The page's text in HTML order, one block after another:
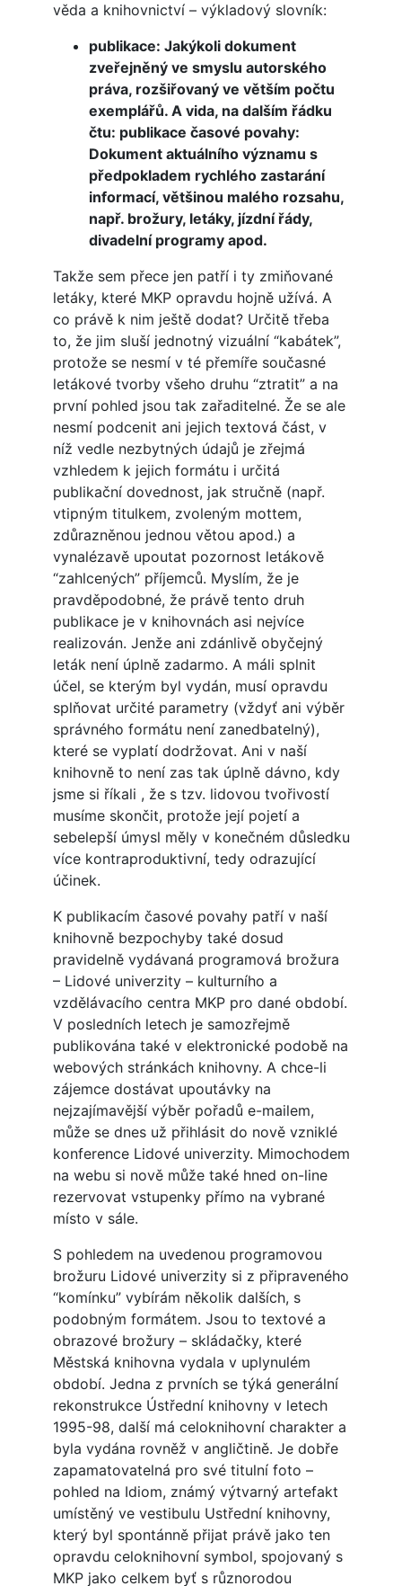
věda a knihovnictví – výkladový slovník:
publikace: Jakýkoli dokument
zveřejněný ve smyslu autorského
práva, rozšiřovaný ve větším počtu
exemplářů. A vida, na dalším řádku
čtu: publikace časové povahy:
Dokument aktuálního významu s
předpokladem rychlého zastarání
informací, většinou malého rozsahu,
např. brožury, letáky, jízdní řády,
divadelní programy apod.
Takže sem přece jen patří i ty zmiňované
letáky, které MKP opravdu hojně užívá. A
co právě k nim ještě dodat? Určitě třeba
to, že jim sluší jednotný vizuální “kabátek”,
protože se nesmí v té přemíře současné
letákové tvorby všeho druhu “ztratit” a na
první pohled jsou tak zařaditelné. Že se ale
nesmí podcenit ani jejich textová část, v
níž vedle nezbytných údajů je zřejmá
vzhledem k jejich formátu i určitá
publikační dovednost, jak stručně (např.
vtipným titulkem, zvoleným mottem,
zdůrazněnou jednou větou apod.) a
vynalézavě upoutat pozornost letákově
“zahlcených” příjemců. Myslím, že je
pravděpodobné, že právě tento druh
publikace je v knihovnách asi nejvíce
realizován. Jenže ani zdánlivě obyčejný
leták není úplně zadarmo. A máli splnit
účel, se kterým byl vydán, musí opravdu
splňovat určité parametry (vždyť ani výběr
správného formátu není zanedbatelný),
které se vyplatí dodržovat. Ani v naší
knihovně to není zas tak úplně dávno, kdy
jsme si říkali , že s tzv. lidovou tvořivostí
musíme skončit, protože její pojetí a
sebelepší úmysl měly v konečném důsledku
více kontraproduktivní, tedy odrazující
účinek.
K publikacím časové povahy patří v naší
knihovně bezpochyby také dosud
pravidelně vydávaná programová brožura
– Lidové univerzity – kulturního a
vzdělávacího centra MKP pro dané období.
V posledních letech je samozřejmě
publikována také v elektronické podobě na
webových stránkách knihovny. A chce-li
zájemce dostávat upoutávky na
nejzajímavější výběr pořadů e-mailem,
může se dnes už přihlásit do nově vzniklé
konference Lidové univerzity. Mimochodem
na webu si nově může také hned on-line
rezervovat vstupenky přímo na vybrané
místo v sále.
S pohledem na uvedenou programovou
brožuru Lidové univerzity si z připraveného
“komínku” vybírám několik dalších, s
podobným formátem. Jsou to textové a
obrazové brožury – skládačky, které
Městská knihovna vydala v uplynulém
období. Jedna z prvních se týká generální
rekonstrukce Ústřední knihovny v letech
1995-98, další má celoknihovní charakter a
byla vydána rovněž v angličtině. Je dobře
zapamatovatelná pro své titulní foto –
pohled na Idiom, známý výtvarný artefakt
umístěný ve vestibulu Ustřední knihovny,
který byl spontánně přijat právě jako ten
opravdu celoknihovní symbol, spojovaný s
MKP jako celkem byť s různorodou